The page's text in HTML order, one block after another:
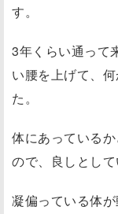
す。
3年くらい通って
い腰を上げて、
た。
体にあっている
ので、良しとして
凝偏っている体